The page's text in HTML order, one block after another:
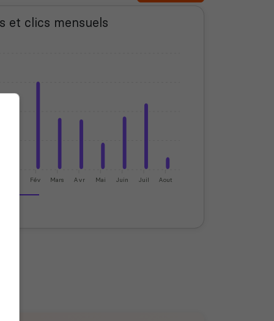
et clics mensuels
Fév Mars Avr Mai Juin Juil Aout